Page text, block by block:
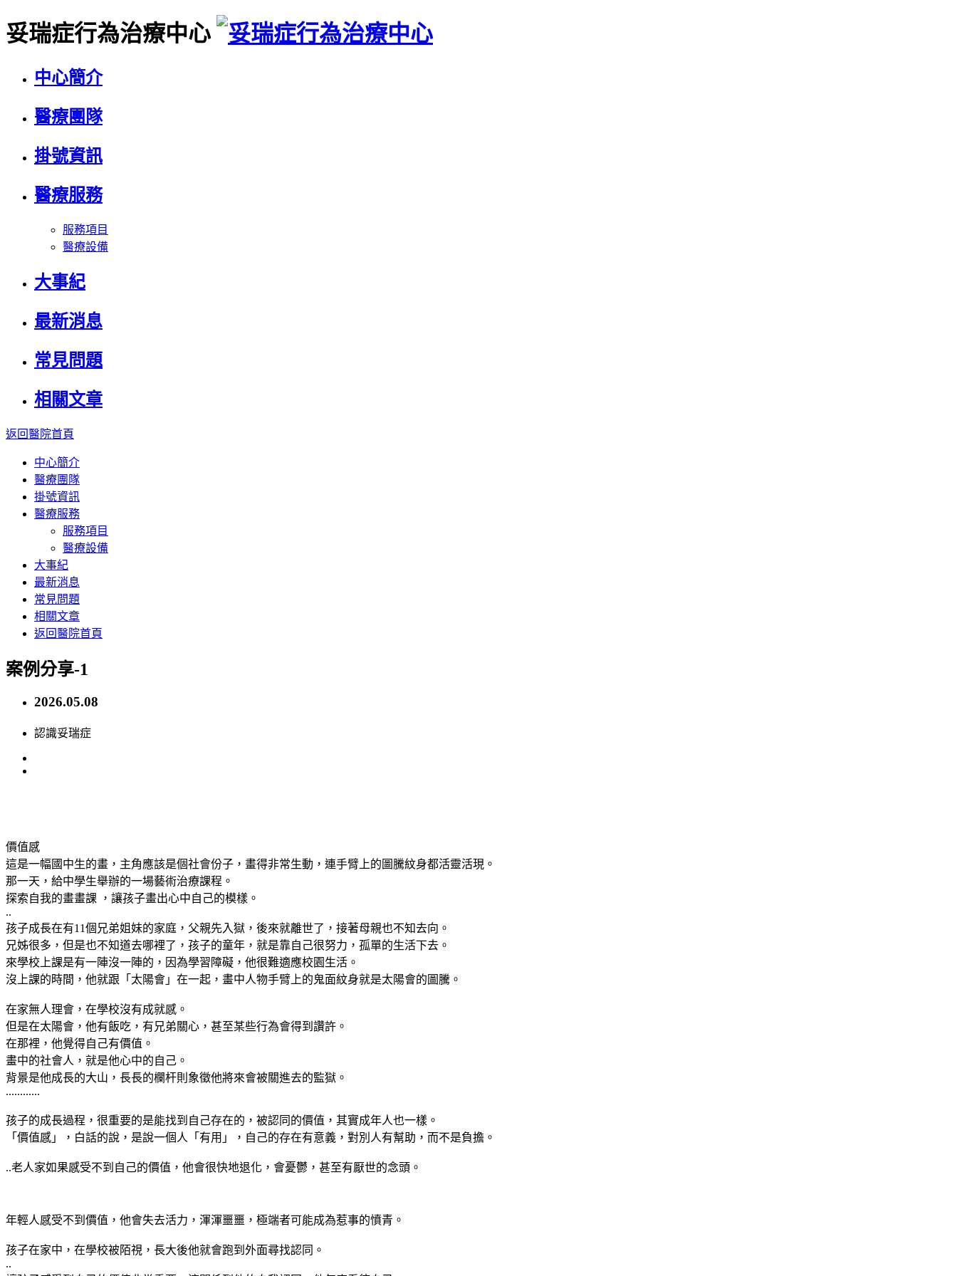
妥瑞症行為治療中心
中心簡介
醫療團隊
掛號資訊
醫療服務
服務項目
醫療設備
大事紀
最新消息
常見問題
相關文章
返回醫院首頁
中心簡介
醫療團隊
掛號資訊
醫療服務
服務項目
醫療設備
大事紀
最新消息
常見問題
相關文章
返回醫院首頁
案例分享-1
2026.05.08
認識妥瑞症
價值感
這是一幅國中生的畫，主角應該是個社會份子，畫得非常生動，連手臂上的圖騰紋身都活靈活現。
那一天，給中學生舉辦的一場藝術治療課程。
探索自我的畫畫課 ，讓孩子畫出心中自己的模樣。
..
孩子成長在有11個兄弟姐妹的家庭，父親先入獄，後來就離世了，接著母親也不知去向。
兄姊很多，但是也不知道去哪裡了，孩子的童年，就是靠自己很努力，孤單的生活下去。
來學校上課是有一陣沒一陣的，因為學習障礙，他很難適應校園生活。
沒上課的時間，他就跟「太陽會」在一起，畫中人物手臂上的鬼面紋身就是太陽會的圖騰。
在家無人理會，在學校沒有成就感。
但是在太陽會，他有飯吃，有兄弟關心，甚至某些行為會得到讚許。
在那裡，他覺得自己有價值。
畫中的社會人，就是他心中的自己。
背景是他成長的大山，長長的欄杆則象徵他將來會被關進去的監獄。
............
孩子的成長過程，很重要的是能找到自己存在的，被認同的價值，其實成年人也一樣。
「價值感」，白話的說，是說一個人「有用」，自己的存在有意義，對別人有幫助，而不是負擔。
..老人家如果感受不到自己的價值，他會很快地退化，會憂鬱，甚至有厭世的念頭。
年輕人感受不到價值，他會失去活力，渾渾噩噩，極端者可能成為惹事的憤青。
孩子在家中，在學校被陌視，長大後他就會跑到外面尋找認同。
..